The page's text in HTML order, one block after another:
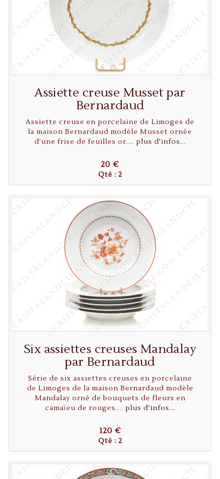
Assiette creuse Musset par
Bernardaud
Assiette creuse en porcelaine de Limoges de
la maison Bernardaud modèle Musset ornée
d'une frise de feuilles or.... plus d'infos...
20 €
Qté : 2
Six assiettes creuses Mandalay
par Bernardaud
Série de six assiettes creuses en porcelaine
de Limoges de la maison Bernardaud modèle
Mandalay orné de bouquets de fleurs en
camaïeu de rouges.... plus d'infos...
120 €
Qté : 2